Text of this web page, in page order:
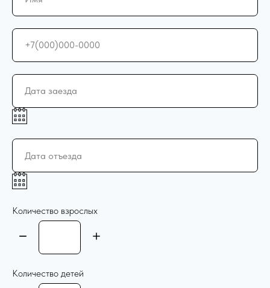
Количество взрослых
Количество детей